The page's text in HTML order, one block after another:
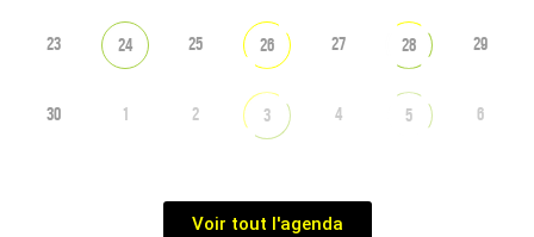
23 24 25 26 27 28 29
30 1 2 3 4 5 6
Voir tout l'agenda